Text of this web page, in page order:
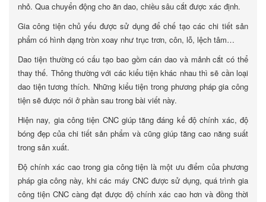
nhỏ. Qua chuyển động cho ăn dao, chiều sâu cắt được xác định.
Gia công tiện chủ yếu được sử dụng để chế tạo các chi tiết sản
phẩm có hình dạng tròn xoay như trục trơn, côn, lỗ, lệch tâm…
Dao tiện thường có cấu tạo bao gồm cán dao và mảnh cắt có thể
thay thế. Thông thường với các kiểu tiện khác nhau thì sẽ cần loại
dao tiện tương thích. Những kiểu tiện trong phương pháp gia công
tiện sẽ được nói ở phần sau trong bài viết này.
Hiện nay, gia công tiện CNC giúp tăng đáng kể độ chính xác, độ
bóng đẹp của chi tiết sản phẩm và cũng giúp tăng cao năng suất
trong sản xuất.
Độ chính xác cao trong gia công tiện là một ưu điểm của phương
pháp gia công này, khi các máy CNC được sử dụng, quá trình gia
công tiện CNC càng đạt được độ chính xác cao hơn và đồng thời